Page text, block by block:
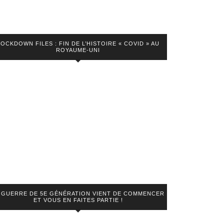
FILES : FIN DE L’HISTOIRE « COVID » AU
ROYAUME-UNI
GUERRE DE 5E GÉNÉRATION VIENT DE COMMENCER
ET VOUS EN FAITES PARTIE !